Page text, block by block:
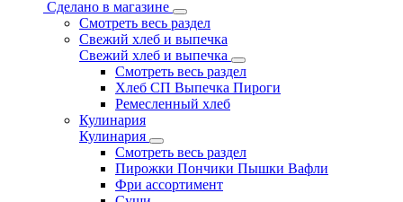
Сделано в магазине
Смотреть весь раздел
Свежий хлеб и выпечка
Свежий хлеб и выпечка
Смотреть весь раздел
Хлеб СП Выпечка Пироги
Ремесленный хлеб
Кулинария
Кулинария
Смотреть весь раздел
Пирожки Пончики Пышки Вафли
Фри ассортимент